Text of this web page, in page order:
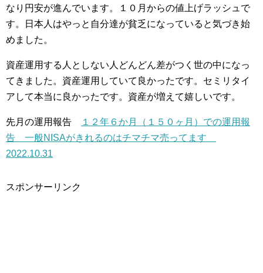
なり円安が進んでいます。１０月からの値上げラッシュで
す。日本人はやっと自分達が貧乏になっていると気づき始
めました。
資産運用する人としない人どんどん差がつく世の中になっ
てきました。資産運用していて良かったです。セミリタイ
アして本当に良かったです。資産が増えて嬉しいです。
先月の運用報告
１２年６か月（１５０ヶ月）での運用報
告 一般NISAがきれるのはチマチマ売ってます
2022.10.31
スポンサーリンク